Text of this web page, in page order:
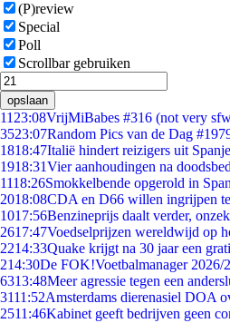
(P)review
Special
Poll
Scrollbar gebruiken
opslaan
11 23:08VrijMiBabes #316 (not very
3523:07Random Pics van de Dag
1818:47Italië hindert reizigers uit
1918:31Vier aanhoudingen na
1118:26Smokkelbende opgerold in
2018:08CDA en D66 willen ingrijpen
1017:56Benzineprijs daalt verder,
2617:47Voedselprijzen wereldwijd op
2214:33Quake krijgt na 30 jaar een
214:30De FOK!Voetbalmanager 2026/
6313:48Meer agressie tegen een
3111:52Amsterdams dierenasiel DOA
2511:46Kabinet geeft bedrijven geen